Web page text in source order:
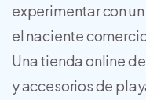
experimentar con
el naciente
Una tienda online
y accesorios de